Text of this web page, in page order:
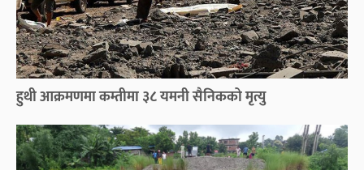
हुथी आक्रमणमा कम्तीमा ३८ यमनी सैनिकको मृत्यु